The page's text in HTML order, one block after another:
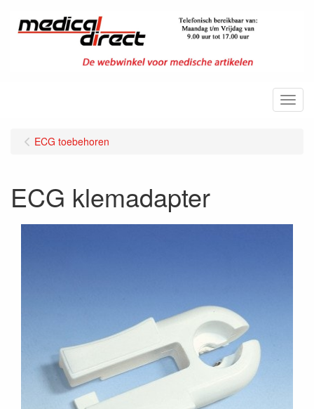
Menu
ECG toebehoren
ECG klemadapter